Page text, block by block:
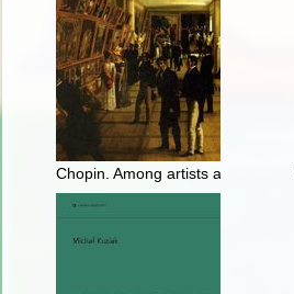
Chopin. Among artists and